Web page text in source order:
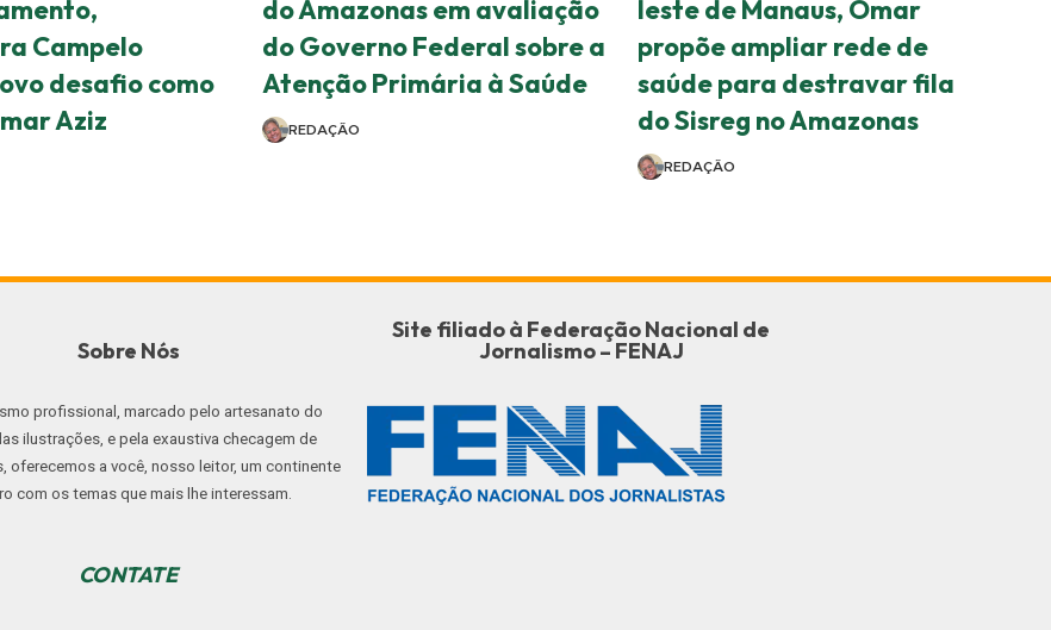
Campelo
desafio como
Aziz
do Amazonas em avaliação
do Governo Federal sobre a
Atenção Primária à Saúde
REDAÇÃO
leste de Manaus, Omar
propõe ampliar rede de
saúde para destravar fila
do Sisreg no Amazonas
REDAÇÃO
Sobre Nós
profissional, marcado pelo artesanato do
ilustrações, e pela exaustiva checagem de
oferecemos a você, nosso leitor, um continente
com os temas que mais lhe interessam.
CONTATE
Site filiado à Federação Nacional de
Jornalismo – FENAJ